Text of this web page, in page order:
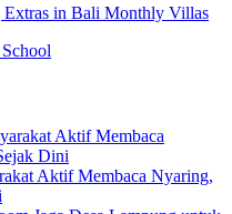
in Bali Monthly Villas
Aktif Membaca Nyaring,